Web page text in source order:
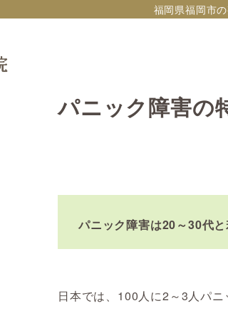
福岡県福岡市
パニック障害の
パニック障害は20～30代
日本では、100人に2～3人パニ